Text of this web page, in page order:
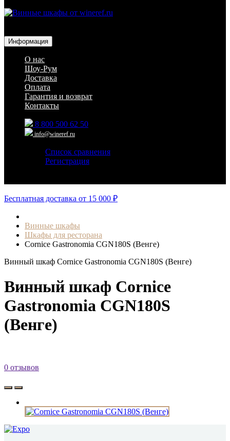
Информация
О нас
Шоу-Рум
Доставка
Оплата
Гарантия и возврат
Контакты
8 800 500 62 50
info@wineref.ru
Список сравнения
Регистрация
Бесплатная доставка от 15 000 ₽
Винные шкафы
Шкафы для ресторана
Cornice Gastronomia CGN180S (Венге)
Винный шкаф Cornice Gastronomia CGN180S (Венге)
Винный шкаф Cornice
Gastronomia CGN180S
(Венге)
0 отзывов